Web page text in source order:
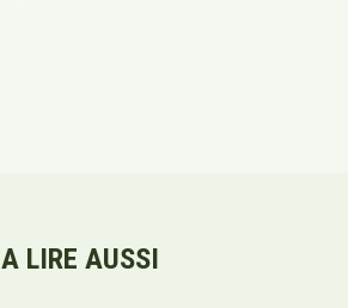
A LIRE AUSSI